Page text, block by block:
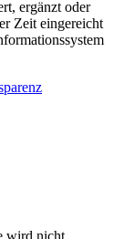
ergänzt oder
Zeit eingereicht